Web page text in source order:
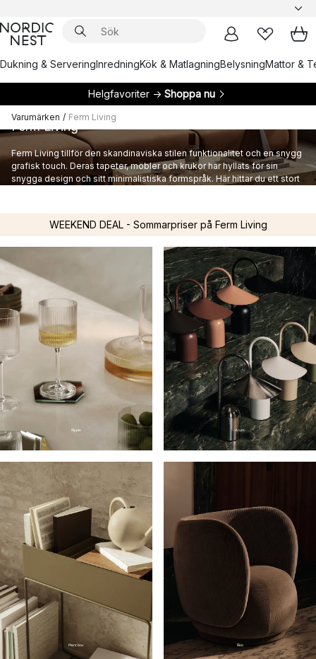
Dukning & ServeringInredningKök & MatlagningBelysningMattor &
Helgfavoriter → Shoppa nu
Varumärken / Ferm Living
Ferm Living
Ferm Living tillför den skandinaviska stilen funktionalitet och en snygg
grafisk touch. Deras tapeter, möbler och krukor har hyllats för sin
snygga design och sitt minimalistiska formspråk. Här hittar du ett stort
WEEKEND DEAL - Sommarpriser på Ferm Living
Ripple Arum
Plant box Rico